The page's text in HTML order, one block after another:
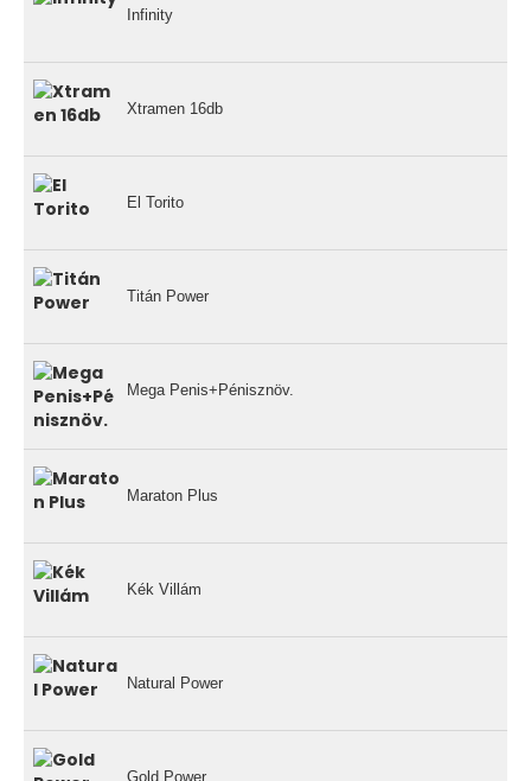
Infinity
Xtramen 16db
El Torito
Titán Power
Mega Penis+Pénisznöv.
Maraton Plus
Kék Villám
Natural Power